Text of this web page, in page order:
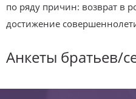
по ряду причин: возврат в
достижение
Анкеты братьев/